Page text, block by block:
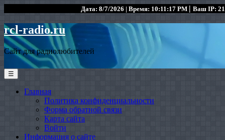
Дата: 8/7/2026 | Время: 10:11:17 PM | Ваш IP:
rcl-radio.ru
Сайт для радиолюбителей
☰
Главная
Политика конфиденциальности
Форма обратной связи
Карта сайта
Войти
Информация о сайте